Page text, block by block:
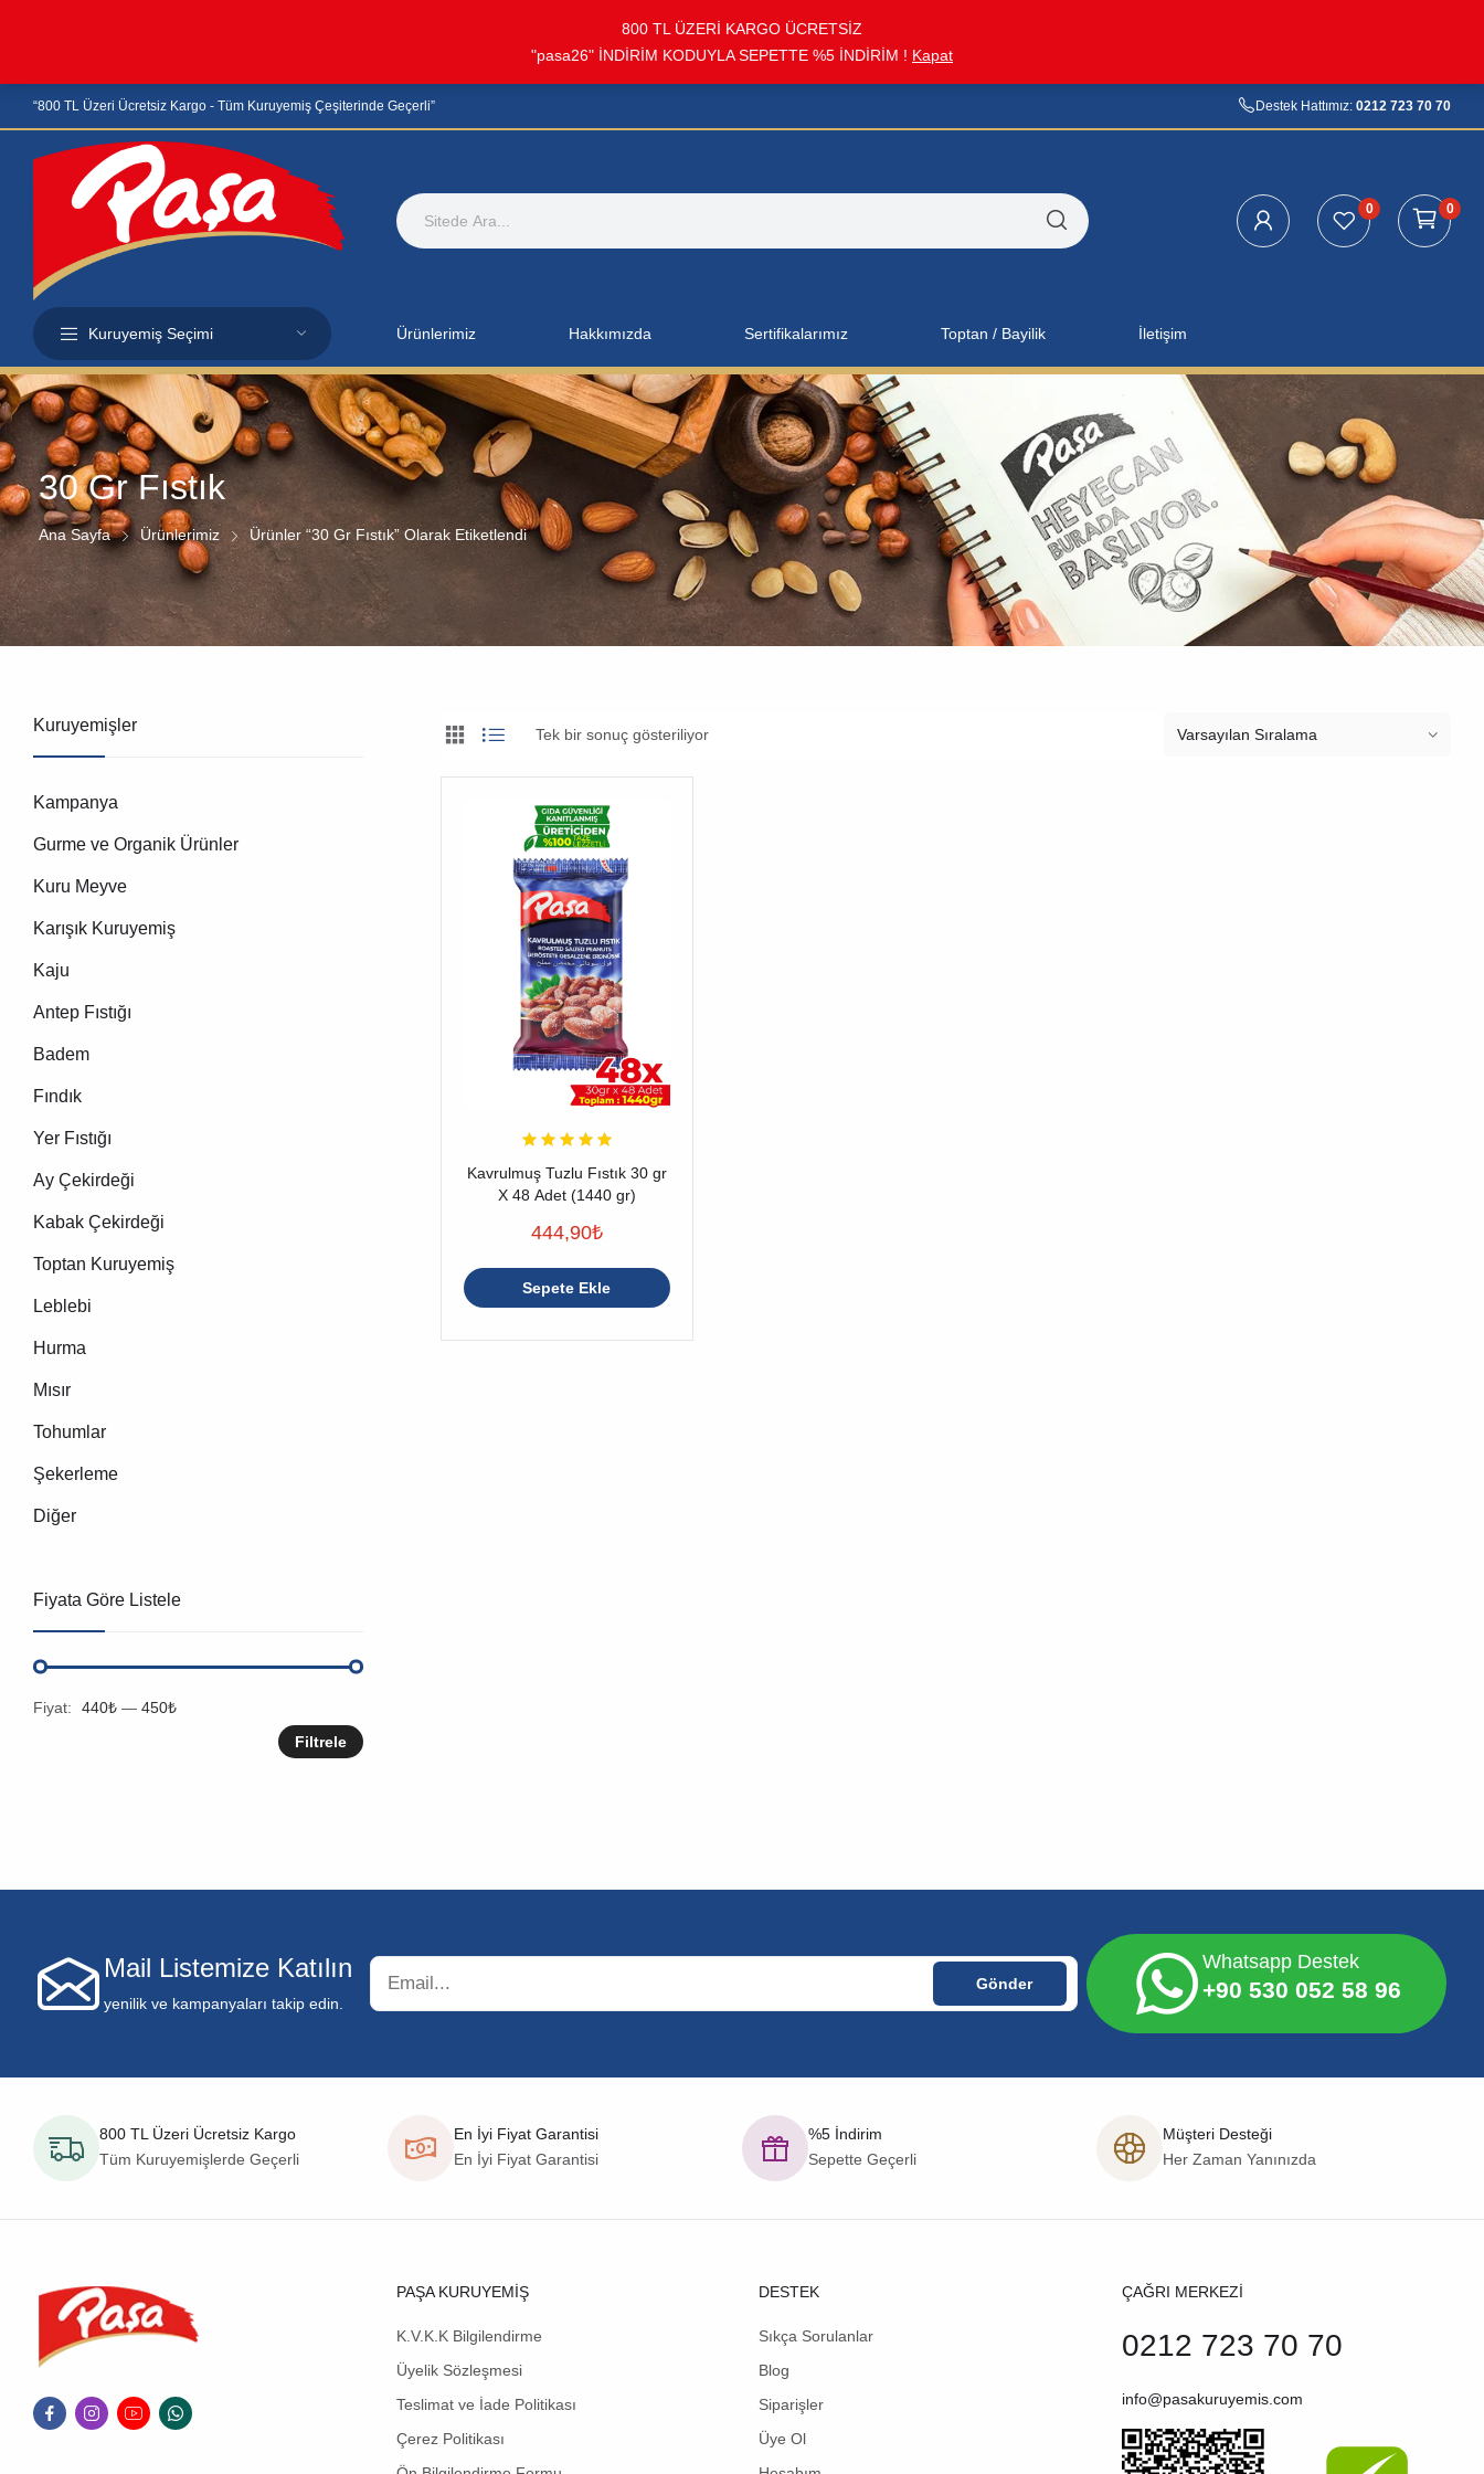
800 TL ÜZERİ KARGO ÜCRETSİZ
"pasa26" İNDİRİM KODUYLA SEPETTE %5 İNDİRİM ! Kapat
“800 TL Üzeri Ücretsiz Kargo - Tüm Kuruyemiş Çeşiterinde Geçerli” Destek Hattımız: 0212 723 70 70
0 0
Kuruyemiş Seçimi Ürünlerimiz Hakkımızda Sertifikalarımız Toptan / Bayilik İletişim
30 Gr Fıstık
Ana Sayfa Ürünlerimiz Ürünler “30 Gr Fıstık” Olarak Etiketlendi
Tek bir sonuç gösteriliyor
Kavrulmuş Tuzlu Fıstık 30 gr
X 48 Adet (1440 gr)
444,90₺
Sepete Ekle
Kuruyemişler
Kampanya
Gurme ve Organik Ürünler
Kuru Meyve
Karışık Kuruyemiş
Kaju
Antep Fıstığı
Badem
Fındık
Yer Fıstığı
Ay Çekirdeği
Kabak Çekirdeği
Toptan Kuruyemiş
Leblebi
Hurma
Mısır
Tohumlar
Şekerleme
Diğer
Fiyata Göre Listele
Fiyat: 440₺ — 450₺
Filtrele
Mail Listemize Katılın
yenilik ve kampanyaları takip edin.
Whatsapp Destek
+90 530 052 58 96
800 TL Üzeri Ücretsiz Kargo
Tüm Kuruyemişlerde Geçerli
En İyi Fiyat Garantisi
En İyi Fiyat Garantisi
%5 İndirim
Sepette Geçerli
Müşteri Desteği
Her Zaman Yanınızda
PAŞA KURUYEMİŞ
K.V.K.K Bilgilendirme
Üyelik Sözleşmesi
Teslimat ve İade Politikası
Çerez Politikası
DESTEK
Sıkça Sorulanlar
Blog
Siparişler
Üye Ol
ÇAĞRI MERKEZİ
0212 723 70 70
info@pasakuruyemis.com